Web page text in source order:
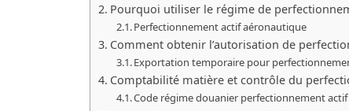
Pourquoi utiliser le régime de
Perfectionnement actif aéronautique
Comment obtenir l’autorisation de
Exportation temporaire pour
Comptabilité matière et contrôle du
Code régime douanier perfectionnement actif